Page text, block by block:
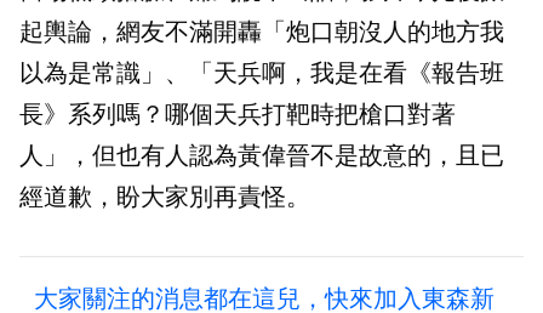
起輿論，網友不滿開轟「炮口朝沒人的地方我
以為是常識」、「天兵啊，我是在看《報告班
長》系列嗎？哪個天兵打靶時把槍口對著
人」，但也有人認為黃偉晉不是故意的，且已
經道歉，盼大家別再責怪。
大家關注的消息都在這兒，快來加入東森新